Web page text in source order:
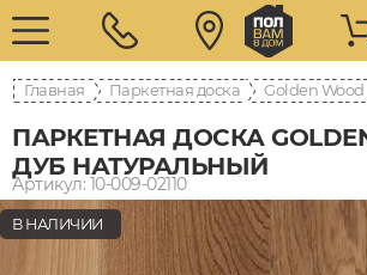
Главная Паркетная доска Golden Wood
ПАРКЕТНАЯ ДОСКА
ДУБ НАТУРАЛЬНЫЙ
Артикул: 10-009-02110
В НАЛИЧИИ